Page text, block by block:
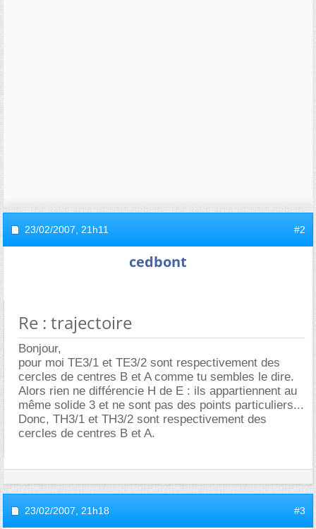
23/02/2007, 21h11 #2
cedbont
Re : trajectoire
Bonjour,
pour moi TE3/1 et TE3/2 sont respectivement des
cercles de centres B et A comme tu sembles le dire.
Alors rien ne différencie H de E : ils appartiennent au
même solide 3 et ne sont pas des points particuliers...
Donc, TH3/1 et TH3/2 sont respectivement des
cercles de centres B et A.
23/02/2007, 21h18 #3